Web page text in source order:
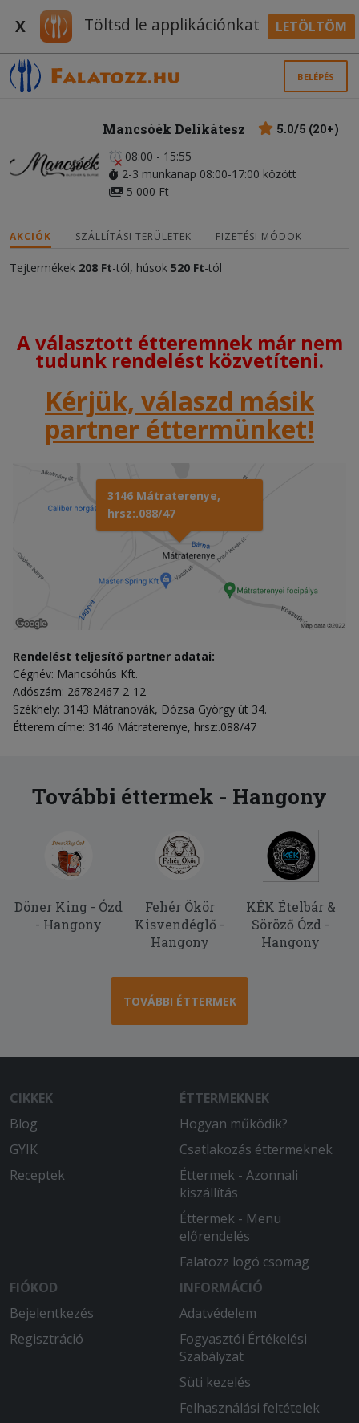
X Töltsd le applikációnkat LETÖLTÖM
BELÉPÉS
Mancsóék Delikátesz
5.0/5 (20+)
08:00 - 15:55
2-3 munkanap 08:00-17:00 között
5 000 Ft
AKCIÓK SZÁLLÍTÁSI TERÜLETEK FIZETÉSI MÓDOK
Tejtermékek 208 Ft-tól, húsok 520 Ft-tól
A választott étteremnek már nem
tudunk rendelést közvetíteni.
Kérjük, válaszd másik
partner éttermünket!
3146 Mátraterenye,
hrsz:.088/47
Rendelést teljesítő partner adatai:
Cégnév: Mancsóhús Kft.
Adószám: 26782467-2-12
Székhely: 3143 Mátranovák, Dózsa György út 34.
Étterem címe: 3146 Mátraterenye, hrsz:.088/47
További éttermek - Hangony
Döner King - Ózd
- Hangony
Fehér Ökör
Kisvendéglő -
Hangony
KÉK Ételbár &
Söröző Ózd -
Hangony
TOVÁBBI ÉTTERMEK
CIKKEK
Blog
GYIK
Receptek
ÉTTERMEKNEK
Hogyan működik?
Csatlakozás éttermeknek
Éttermek - Azonnali
kiszállítás
Éttermek - Menü
előrendelés
Falatozz logó csomag
FIÓKOD
Bejelentkezés
Regisztráció
INFORMÁCIÓ
Adatvédelem
Fogyasztói Értékelési
Szabályzat
Süti kezelés
Felhasználási feltételek